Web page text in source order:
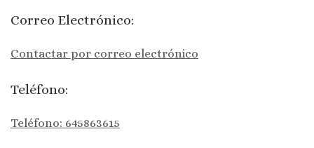
Correo Electrónico:
Contactar por correo electrónico
Teléfono:
Teléfono: 645863615